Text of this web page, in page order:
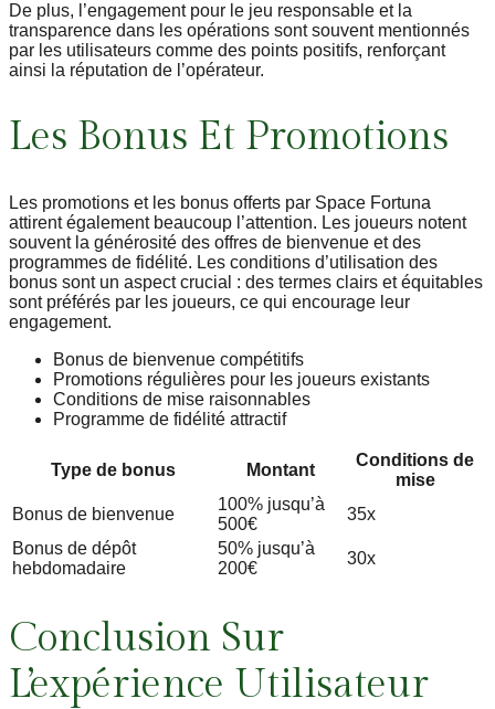
De plus, l’engagement pour le jeu responsable et la
transparence dans les opérations sont souvent mentionnés
par les utilisateurs comme des points positifs, renforçant
ainsi la réputation de l’opérateur.
Les Bonus Et Promotions
Les promotions et les bonus offerts par Space Fortuna
attirent également beaucoup l’attention. Les joueurs notent
souvent la générosité des offres de bienvenue et des
programmes de fidélité. Les conditions d’utilisation des
bonus sont un aspect crucial : des termes clairs et équitables
sont préférés par les joueurs, ce qui encourage leur
engagement.
Bonus de bienvenue compétitifs
Promotions régulières pour les joueurs existants
Conditions de mise raisonnables
Programme de fidélité attractif
Type de bonus Montant
Conditions de
mise
Bonus de bienvenue
100% jusqu’à
500€
35x
Bonus de dépôt
hebdomadaire
50% jusqu’à
200€
30x
Conclusion Sur
L’expérience Utilisateur